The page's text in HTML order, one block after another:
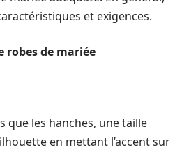
et exigences.
robes de mariée
que les hanches, une taille
en mettant l’accent sur